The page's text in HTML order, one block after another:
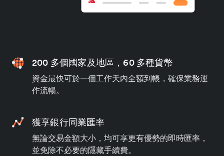
200 多個國家及地區，60 多種貨幣
資金最快可於一個工作天內全額到帳，確保業務運
作流暢。
獲享銀行同業匯率
無論交易金額大小，均可享更有優勢的即時匯率，
並免除不必要的隱藏手續費。